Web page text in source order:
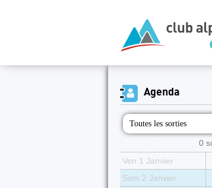
Agenda
Toutes les sorties
0
Ven 1 Janvier
Sam 2 Janvier